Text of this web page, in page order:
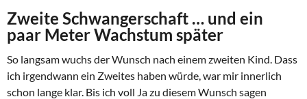
Zweite Schwangerschaft … und ein
paar Meter Wachstum später
So langsam wuchs der Wunsch nach einem zweiten Kind. Dass
ich irgendwann ein Zweites haben würde, war mir innerlich
schon lange klar. Bis ich voll Ja zu diesem Wunsch sagen